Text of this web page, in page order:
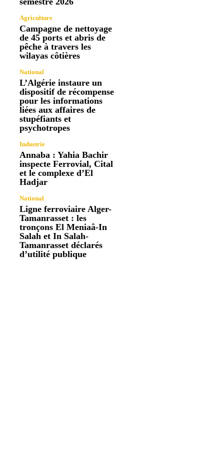
Agriculture
Campagne de nettoyage
de 45 ports et abris de
pêche à travers les
wilayas côtières
National
L’Algérie instaure un
dispositif de récompense
pour les informations
liées aux affaires de
stupéfiants et
psychotropes
Industrie
Annaba : Yahia Bachir
inspecte Ferrovial, Cital
et le complexe d’El
Hadjar
National
Ligne ferroviaire Alger-
Tamanrasset : les
tronçons El Meniaâ-In
Salah et In Salah-
Tamanrasset déclarés
d’utilité publique